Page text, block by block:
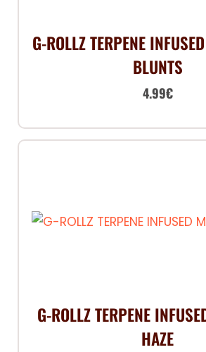
G-ROLLZ TERPENE
BLUNTS
4.99€
G-ROLLZ TERPENE
HAZE